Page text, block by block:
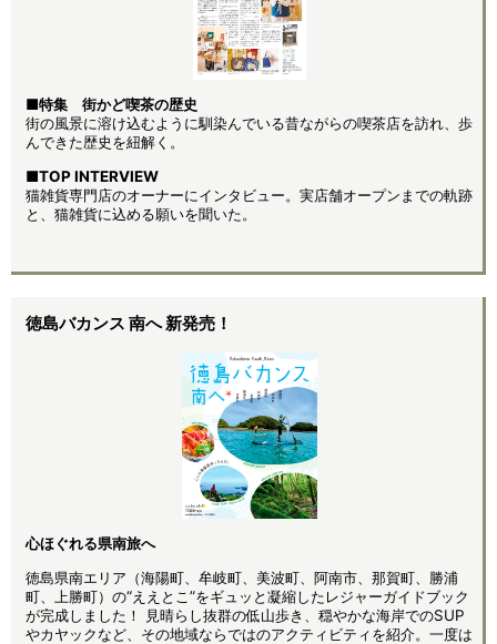
■特集 街かど喫茶の歴史
街の風景に溶け込むように馴染んでいる昔ながらの喫茶店を訪れ、歩
んできた歴史を紐解く。
■TOP INTERVIEW
猫雑貨専門店のオーナーにインタビュー。実店舗オープンまでの軌跡
と、猫雑貨に込める願いを聞いた。
徳島バカンス 南へ 新発売！
心ほぐれる県南旅へ
徳島県南エリア（海陽町、牟岐町、美波町、阿南市、那賀町、勝浦
町、上勝町）の“ええとこ”をギュッと凝縮したレジャーガイドブック
が完成しました！ 見晴らし抜群の低山歩き、穏やかな海岸でのSUP
やカヤックなど、その地域ならではのアクティビティを紹介。一度は